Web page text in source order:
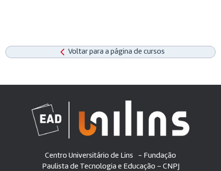
Voltar para a página de cursos
Centro Universitário de Lins - Fundação
Paulista de Tecnologia e Educação – CNPJ